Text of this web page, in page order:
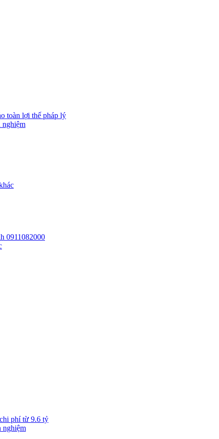
toàn lợi thế pháp lý
nghiệm
0911082000
phí từ 9.6 tỷ
nghiệm